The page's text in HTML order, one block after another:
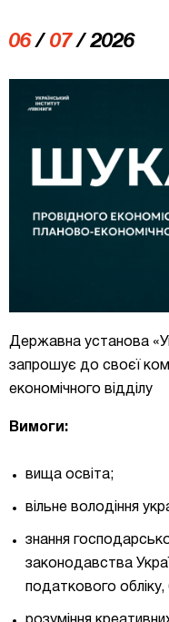
06/ 07 / 2026
Державна установа
запрошує до своєї
економічного відділу
Вимоги:
вища освіта;
вільне володіння
знання
законодавства
податкового